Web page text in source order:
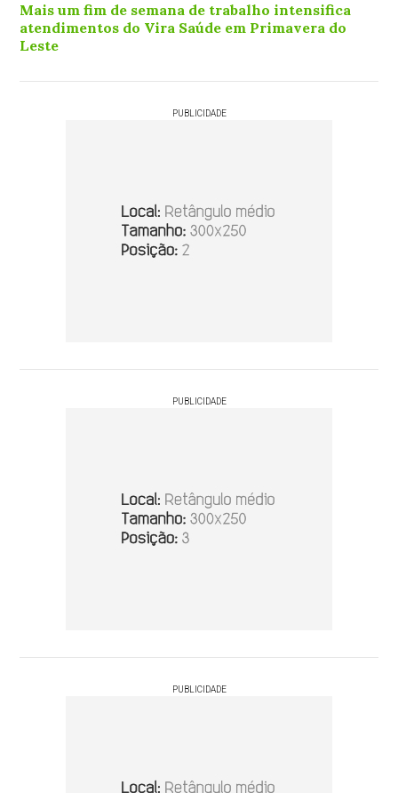
Mais um fim de semana de trabalho intensifica
atendimentos do Vira Saúde em Primavera do
Leste
PUBLICIDADE
PUBLICIDADE
PUBLICIDADE